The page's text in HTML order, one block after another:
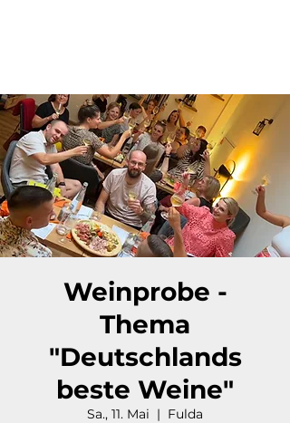
Weinprobe -
Thema
"Deutschlands
beste Weine"
Sa., 11. Mai
  |
Fulda